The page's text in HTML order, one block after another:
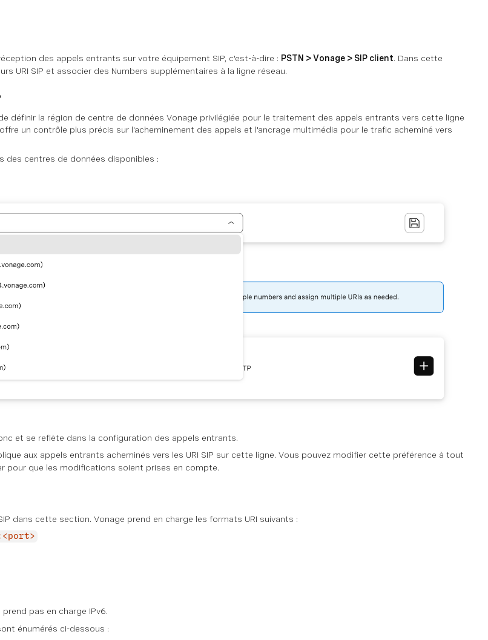
des appels entrants sur votre équipement SIP, c'est-à-dire : PSTN > Vonage > SIP client. Dans cette
URI SIP et associer des Numbers supplémentaires à la ligne réseau.
définir la région de centre de données Vonage privilégiée pour le traitement des appels entrants vers cette ligne
un contrôle plus précis sur l'acheminement des appels et l'ancrage multimédia pour le trafic acheminé vers
des centres de données disponibles :
et se reflète dans la configuration des appels entrants.
aux appels entrants acheminés vers les URI SIP sur cette ligne. Vous pouvez modifier cette préférence à tout
pour que les modifications soient prises en compte.
dans cette section. Vonage prend en charge les formats URI suivants :
prend pas en charge IPv6.
énumérés ci-dessous :